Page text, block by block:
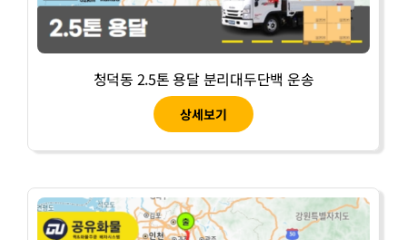
청덕동 2.5톤 용달 분리대두단백 운송
상세보기